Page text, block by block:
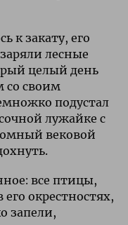
к закату, его
лесные
целый день
со своим
подустал
лужайке с
вековой
все птицы,
окрестностях,
запели,